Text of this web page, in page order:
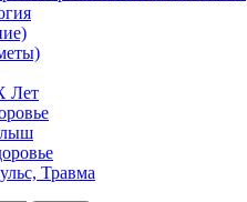
Лет
Травма